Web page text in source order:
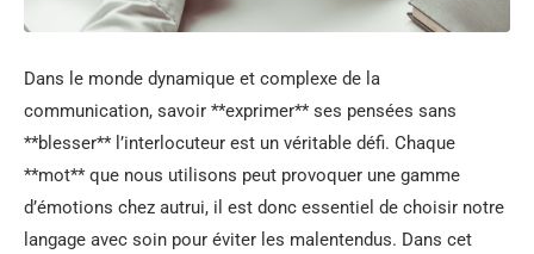
Dans le monde dynamique et complexe de la
communication, savoir **exprimer** ses pensées sans
**blesser** l’interlocuteur est un véritable défi. Chaque
**mot** que nous utilisons peut provoquer une gamme
d’émotions chez autrui, il est donc essentiel de choisir notre
langage avec soin pour éviter les malentendus. Dans cet